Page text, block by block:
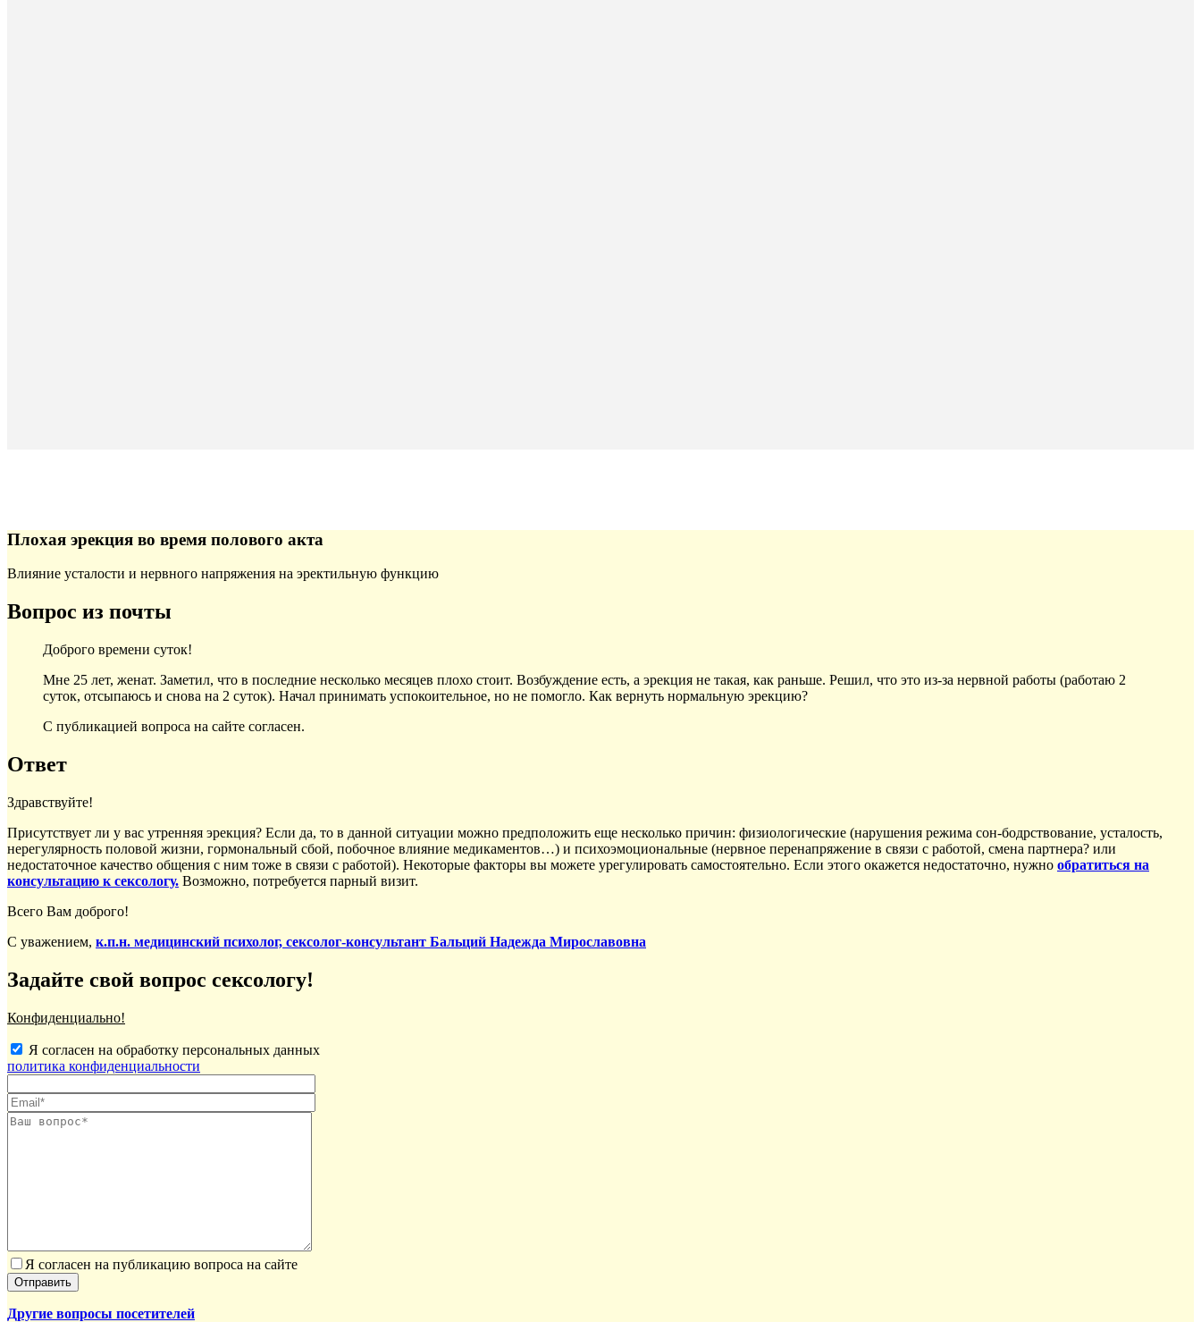
Плохая эрекция во время полового акта
Влияние усталости и нервного напряжения на эректильную функцию
Вопрос из почты
Доброго времени суток!
Мне 25 лет, женат. Заметил, что в последние несколько месяцев плохо стоит. Возбуждение есть, а эрекция не такая, как раньше. Решил, что это из-за нервной работы (работаю 2
суток, отсыпаюсь и снова на 2 суток). Начал принимать успокоительное, но не помогло. Как вернуть нормальную эрекцию?
С публикацией вопроса на сайте согласен.
Ответ
Здравствуйте!
Присутствует ли у вас утренняя эрекция? Если да, то в данной ситуации можно предположить еще несколько причин: физиологические (нарушения режима сон-бодрствование, усталость,
нерегулярность половой жизни, гормональный сбой, побочное влияние медикаментов…) и психоэмоциональные (нервное перенапряжение в связи с работой, смена партнера? или
недостаточное качество общения с ним тоже в связи с работой). Некоторые факторы вы можете урегулировать самостоятельно. Если этого окажется недостаточно, нужно обратиться на
консультацию к сексологу. Возможно, потребуется парный визит.
Всего Вам доброго!
С уважением, к.п.н. медицинский психолог, сексолог-консультант Бальций Надежда Мирославовна
Задайте свой вопрос сексологу!
Конфиденциально!
Я согласен на обработку персональных данных
политика конфиденциальности
Я согласен на публикацию вопроса на сайте
Другие вопросы посетителей